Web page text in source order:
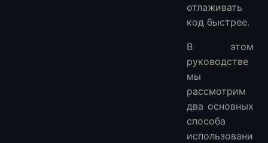
отлаживать
код быстрее.
В этом
руководстве
мы
рассмотрим
два основных
способа
использовани